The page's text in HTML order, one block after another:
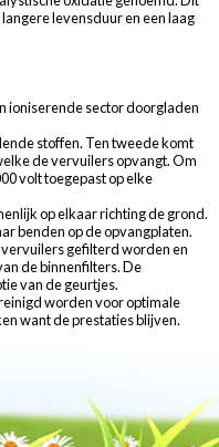
levensduur en een laag
ioniserende sector doorgladen
stoffen. Ten tweede komt
de vervuilers opvangt. Om
volt toegepast op elke
op elkaar richting de grond.
benden op de opvangplaten.
gefilterd worden en
de binnenfilters. De
van de geurtjes.
worden voor optimale
want de prestaties blijven.